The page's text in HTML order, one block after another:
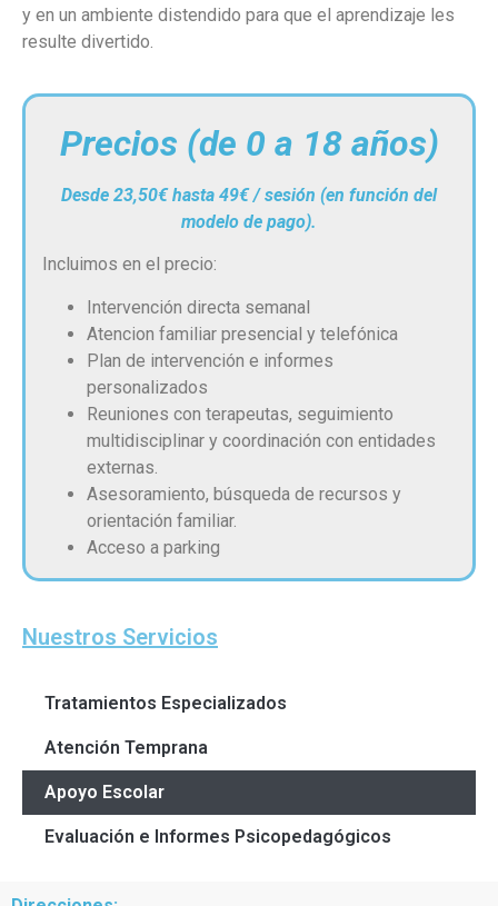
y en un ambiente distendido para que el aprendizaje les
resulte divertido.
Precios (de 0 a 18 años)
Desde 23,50€ hasta 49€ / sesión (en función del
modelo de pago).
Incluimos en el precio:
Intervención directa semanal
Atencion familiar presencial y telefónica
Plan de intervención e informes
personalizados
Reuniones con terapeutas, seguimiento
multidisciplinar y coordinación con entidades
externas.
Asesoramiento, búsqueda de recursos y
orientación familiar.
Acceso a parking
Nuestros Servicios
Tratamientos Especializados
Atención Temprana
Apoyo Escolar
Evaluación e Informes Psicopedagógicos